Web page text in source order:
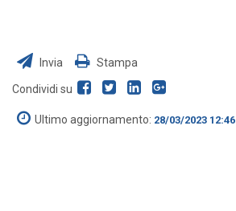
Invia Stampa
Condividi su
Ultimo aggiornamento: 28/03/2023 12:46